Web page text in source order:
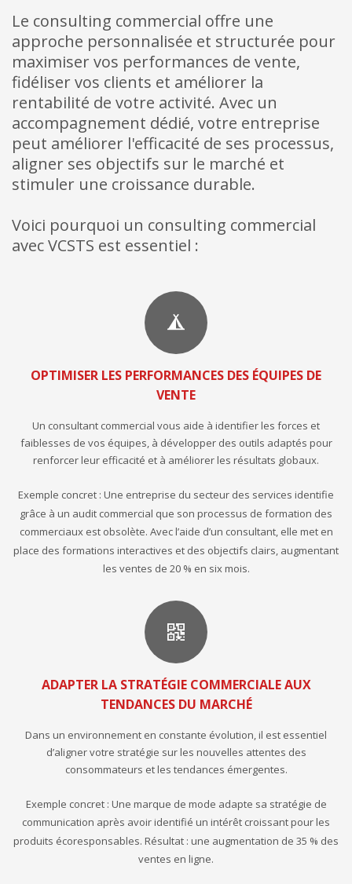
Le consulting commercial offre une
approche personnalisée et structurée pour
maximiser vos performances de vente,
fidéliser vos clients et améliorer la
rentabilité de votre activité. Avec un
accompagnement dédié, votre entreprise
peut améliorer l'efficacité de ses processus,
aligner ses objectifs sur le marché et
stimuler une croissance durable.
Voici pourquoi un consulting commercial
avec VCSTS est essentiel :
OPTIMISER LES PERFORMANCES DES ÉQUIPES DE
VENTE
Un consultant commercial vous aide à identifier les forces et
faiblesses de vos équipes, à développer des outils adaptés pour
renforcer leur efficacité et à améliorer les résultats globaux.
Exemple concret : Une entreprise du secteur des services identifie
grâce à un audit commercial que son processus de formation des
commerciaux est obsolète. Avec l’aide d’un consultant, elle met en
place des formations interactives et des objectifs clairs, augmentant
les ventes de 20 % en six mois.
ADAPTER LA STRATÉGIE COMMERCIALE AUX
TENDANCES DU MARCHÉ
Dans un environnement en constante évolution, il est essentiel
d’aligner votre stratégie sur les nouvelles attentes des
consommateurs et les tendances émergentes.
Exemple concret : Une marque de mode adapte sa stratégie de
communication après avoir identifié un intérêt croissant pour les
produits écoresponsables. Résultat : une augmentation de 35 % des
ventes en ligne.